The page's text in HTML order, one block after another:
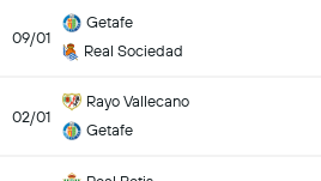
09/01
Getafe
Real Sociedad
02/01
Rayo Vallecano
Getafe